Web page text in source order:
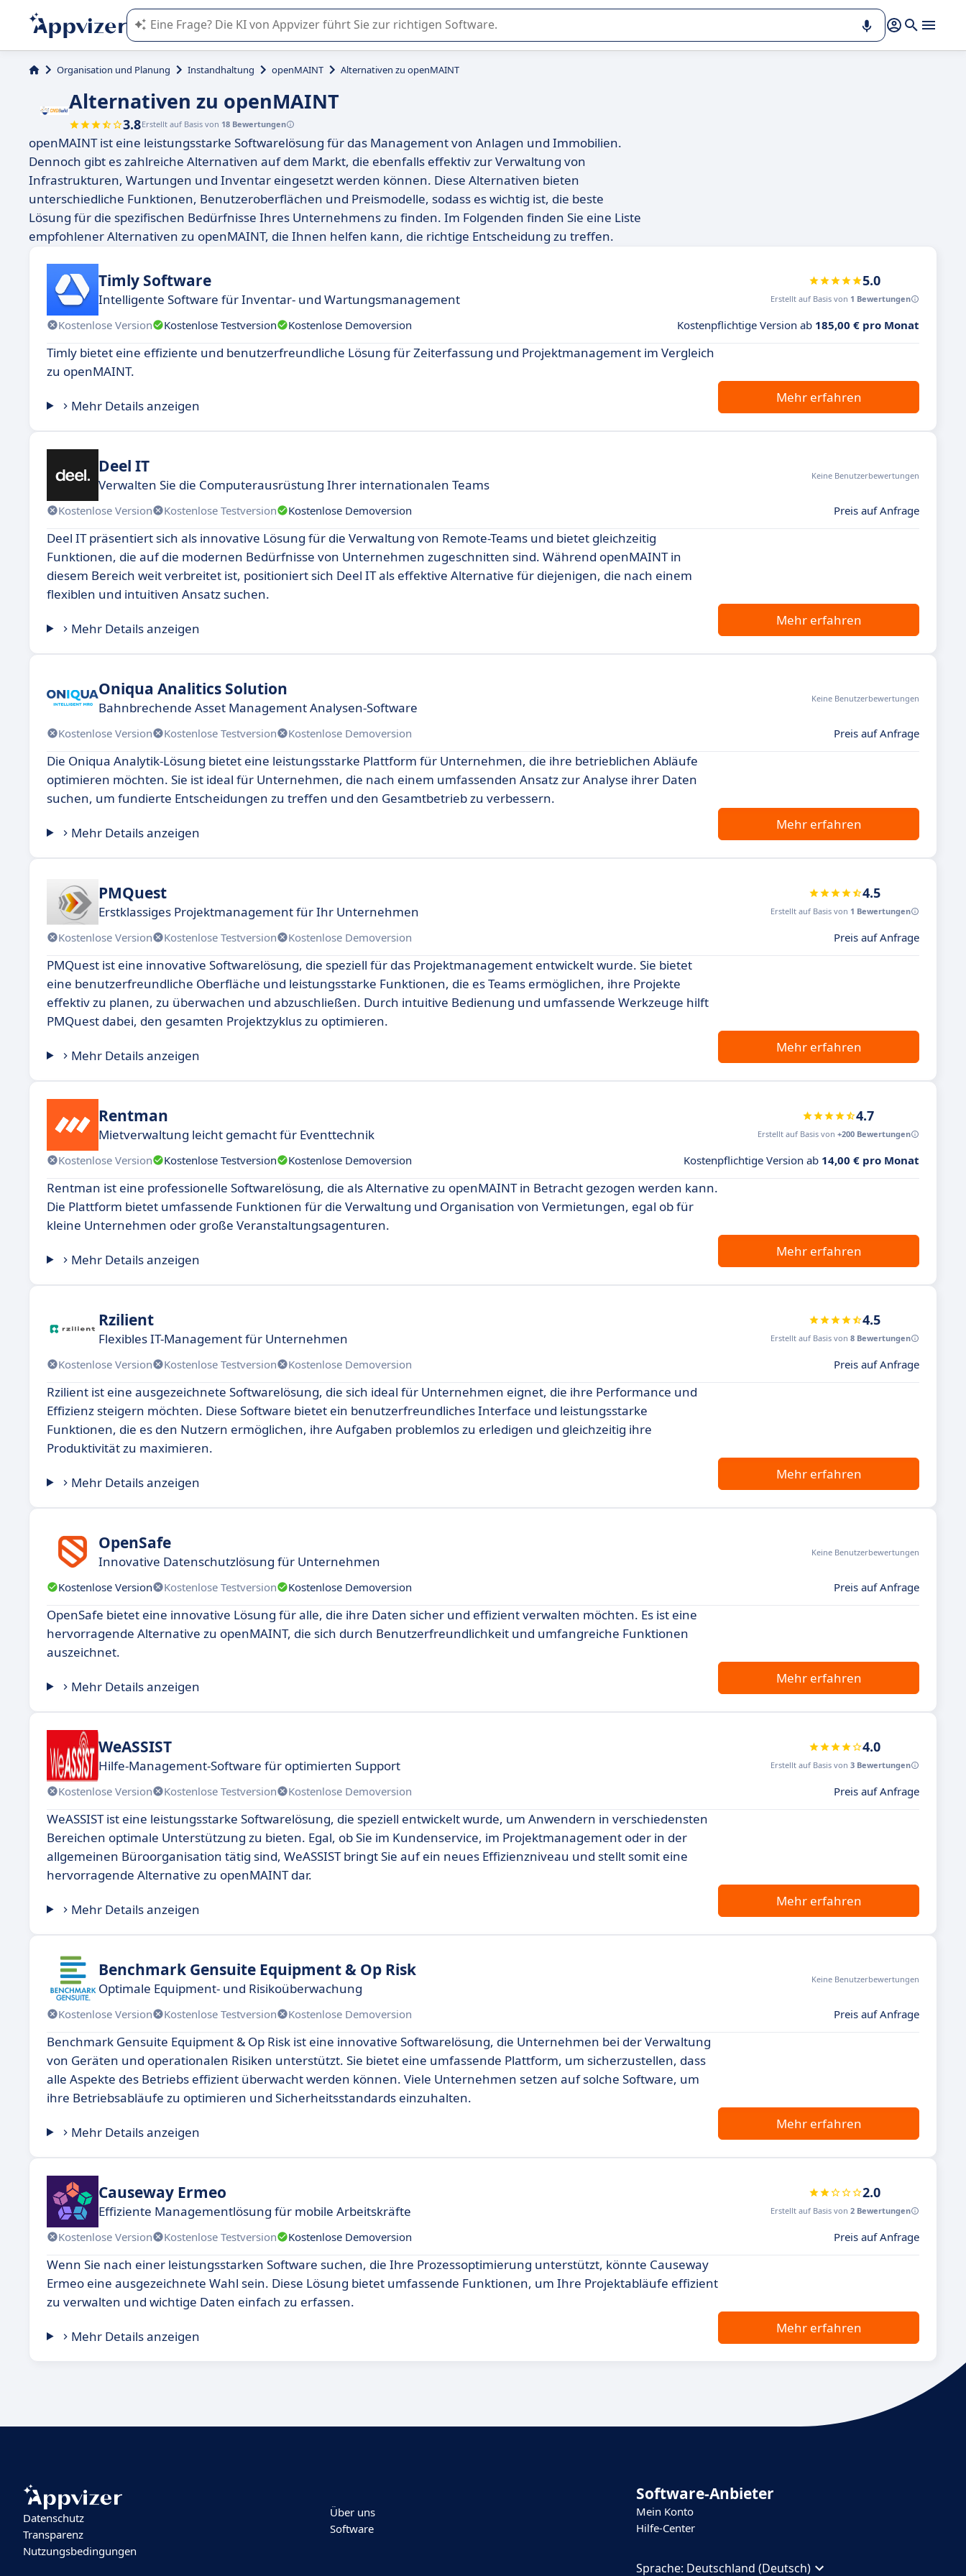
Die KI von Appvizer führt Sie bei der Nutzung oder Auswahl von SaaS-Software in Unternehmen.
Organisation und Planung Instandhaltung openMAINT Alternativen zu openMAINT
Alternativen zu openMAINT
3.8Erstellt auf Basis von 18 Bewertungen
openMAINT ist eine leistungsstarke Softwarelösung für das Management von Anlagen und Immobilien.
Dennoch gibt es zahlreiche Alternativen auf dem Markt, die ebenfalls effektiv zur Verwaltung von
Infrastrukturen, Wartungen und Inventar eingesetzt werden können. Diese Alternativen bieten
unterschiedliche Funktionen, Benutzeroberflächen und Preismodelle, sodass es wichtig ist, die beste
Lösung für die spezifischen Bedürfnisse Ihres Unternehmens zu finden. Im Folgenden finden Sie eine Liste
empfohlener Alternativen zu openMAINT, die Ihnen helfen kann, die richtige Entscheidung zu treffen.
Timly Software
Intelligente Software für Inventar- und Wartungsmanagement
5.0
Erstellt auf Basis von 1 Bewertungen
Kostenlose Version Kostenlose Testversion Kostenlose Demoversion Kostenpflichtige Version ab 185,00 € pro Monat
Timly bietet eine effiziente und benutzerfreundliche Lösung für Zeiterfassung und Projektmanagement im Vergleich
zu openMAINT.
Mehr Details anzeigen
Mehr erfahren
Deel IT
Verwalten Sie die Computerausrüstung Ihrer internationalen Teams
Keine Benutzerbewertungen
Kostenlose Version Kostenlose Testversion Kostenlose Demoversion Preis auf Anfrage
Deel IT präsentiert sich als innovative Lösung für die Verwaltung von Remote-Teams und bietet gleichzeitig
Funktionen, die auf die modernen Bedürfnisse von Unternehmen zugeschnitten sind. Während openMAINT in
diesem Bereich weit verbreitet ist, positioniert sich Deel IT als effektive Alternative für diejenigen, die nach einem
flexiblen und intuitiven Ansatz suchen.
Mehr Details anzeigen
Mehr erfahren
Oniqua Analitics Solution
Bahnbrechende Asset Management Analysen-Software
Keine Benutzerbewertungen
Kostenlose Version Kostenlose Testversion Kostenlose Demoversion Preis auf Anfrage
Die Oniqua Analytik-Lösung bietet eine leistungsstarke Plattform für Unternehmen, die ihre betrieblichen Abläufe
optimieren möchten. Sie ist ideal für Unternehmen, die nach einem umfassenden Ansatz zur Analyse ihrer Daten
suchen, um fundierte Entscheidungen zu treffen und den Gesamtbetrieb zu verbessern.
Mehr Details anzeigen
Mehr erfahren
PMQuest
Erstklassiges Projektmanagement für Ihr Unternehmen
4.5
Erstellt auf Basis von 1 Bewertungen
Kostenlose Version Kostenlose Testversion Kostenlose Demoversion Preis auf Anfrage
PMQuest ist eine innovative Softwarelösung, die speziell für das Projektmanagement entwickelt wurde. Sie bietet
eine benutzerfreundliche Oberfläche und leistungsstarke Funktionen, die es Teams ermöglichen, ihre Projekte
effektiv zu planen, zu überwachen und abzuschließen. Durch intuitive Bedienung und umfassende Werkzeuge hilft
PMQuest dabei, den gesamten Projektzyklus zu optimieren.
Mehr Details anzeigen
Mehr erfahren
Rentman
Mietverwaltung leicht gemacht für Eventtechnik
4.7
Erstellt auf Basis von +200 Bewertungen
Kostenlose Version Kostenlose Testversion Kostenlose Demoversion Kostenpflichtige Version ab 14,00 € pro Monat
Rentman ist eine professionelle Softwarelösung, die als Alternative zu openMAINT in Betracht gezogen werden kann.
Die Plattform bietet umfassende Funktionen für die Verwaltung und Organisation von Vermietungen, egal ob für
kleine Unternehmen oder große Veranstaltungsagenturen.
Mehr Details anzeigen
Mehr erfahren
Rzilient
Flexibles IT-Management für Unternehmen
4.5
Erstellt auf Basis von 8 Bewertungen
Kostenlose Version Kostenlose Testversion Kostenlose Demoversion Preis auf Anfrage
Rzilient ist eine ausgezeichnete Softwarelösung, die sich ideal für Unternehmen eignet, die ihre Performance und
Effizienz steigern möchten. Diese Software bietet ein benutzerfreundliches Interface und leistungsstarke
Funktionen, die es den Nutzern ermöglichen, ihre Aufgaben problemlos zu erledigen und gleichzeitig ihre
Produktivität zu maximieren.
Mehr Details anzeigen
Mehr erfahren
OpenSafe
Innovative Datenschutzlösung für Unternehmen
Keine Benutzerbewertungen
Kostenlose Version Kostenlose Testversion Kostenlose Demoversion Preis auf Anfrage
OpenSafe bietet eine innovative Lösung für alle, die ihre Daten sicher und effizient verwalten möchten. Es ist eine
hervorragende Alternative zu openMAINT, die sich durch Benutzerfreundlichkeit und umfangreiche Funktionen
auszeichnet.
Mehr Details anzeigen
Mehr erfahren
WeASSIST
Hilfe-Management-Software für optimierten Support
4.0
Erstellt auf Basis von 3 Bewertungen
Kostenlose Version Kostenlose Testversion Kostenlose Demoversion Preis auf Anfrage
WeASSIST ist eine leistungsstarke Softwarelösung, die speziell entwickelt wurde, um Anwendern in verschiedensten
Bereichen optimale Unterstützung zu bieten. Egal, ob Sie im Kundenservice, im Projektmanagement oder in der
allgemeinen Büroorganisation tätig sind, WeASSIST bringt Sie auf ein neues Effizienzniveau und stellt somit eine
hervorragende Alternative zu openMAINT dar.
Mehr Details anzeigen
Mehr erfahren
Benchmark Gensuite Equipment & Op Risk
Optimale Equipment- und Risikoüberwachung
Keine Benutzerbewertungen
Kostenlose Version Kostenlose Testversion Kostenlose Demoversion Preis auf Anfrage
Benchmark Gensuite Equipment & Op Risk ist eine innovative Softwarelösung, die Unternehmen bei der Verwaltung
von Geräten und operationalen Risiken unterstützt. Sie bietet eine umfassende Plattform, um sicherzustellen, dass
alle Aspekte des Betriebs effizient überwacht werden können. Viele Unternehmen setzen auf solche Software, um
ihre Betriebsabläufe zu optimieren und Sicherheitsstandards einzuhalten.
Mehr Details anzeigen
Mehr erfahren
Causeway Ermeo
Effiziente Managementlösung für mobile Arbeitskräfte
2.0
Erstellt auf Basis von 2 Bewertungen
Kostenlose Version Kostenlose Testversion Kostenlose Demoversion Preis auf Anfrage
Wenn Sie nach einer leistungsstarken Software suchen, die Ihre Prozessoptimierung unterstützt, könnte Causeway
Ermeo eine ausgezeichnete Wahl sein. Diese Lösung bietet umfassende Funktionen, um Ihre Projektabläufe effizient
zu verwalten und wichtige Daten einfach zu erfassen.
Mehr Details anzeigen
Mehr erfahren
Datenschutz
Transparenz
Nutzungsbedingungen
Über uns
Software
Software-Anbieter
Mein Konto
Hilfe-Center
Sprache: Deutschland (Deutsch)